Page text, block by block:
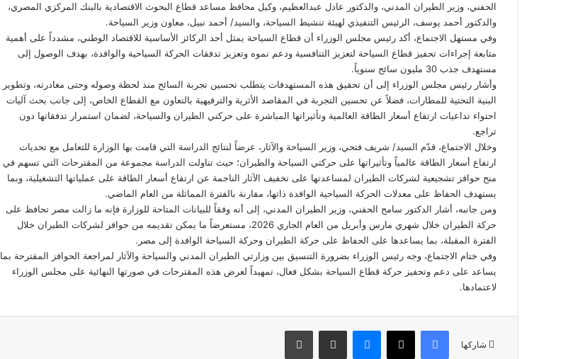
الحفني، وزير الطيران المدني، والدكتور عادل عبدالعظيم، وكيل محافظ مساعد قطاع البحوث الاقتصادية بالبنك المركزي المصري،
والدكتور أحمد يوسف، الرئيس التنفيذي لهيئة تنشيط السياحة، والسيد/ أحمد نبيل، معاون وزير السياحة.
وفي مستهل الاجتماع، أكد رئيس مجلس الوزراء أن قطاع السياحة يمثل أحد الركائز الأساسية للاقتصاد الوطني، مشدداً على أهمية
متابعة إجراءات تحفيز قطاع السياحة لتعزيز التنافسية ودعم نموه وتعزيز تدفقات الحركة السياحية والوافدة، بهدف الوصول إلى
مستهدف جذب 30 مليون سائح سنوياً.
وأشار رئيس مجلس الوزراء إلى أن تحقيق هذه المستهدفات يتطلب تحسين تجربة السائح منذ لحظة وصوله وحتى مغادرته، وتطوير
البنية التحتية للمطارات، فضلاً عن تحسين التجربة في المقاصد الأثرية والترفيهية بالتعاون مع القطاع الخاص، إلى جانب بحث آليات
احتواء تداعيات ارتفاع أسعار الطاقة العالمية وتأثيراتها المباشرة على حركتي الطيران والسياحة، لضمان استمرار تدفقاتها دون
تراجع.
وخلال الاجتماع، قدّم السيد/ شريف فتحي، وزير السياحة والآثار، عرضاً لنتائج الدراسة التي قامت بها الوزارة للتعامل مع تحديات
ارتفاع أسعار الطاقة عالمياً وتأثيراتها على حركتي السياحة والطيران؛ حيث تناولت الدراسة مجموعة من المقترحات التي تسهم في
منح حوافز تشجيعية لشركات الطيران لمساعدتها على تخفيف الآثار الناجمة عن ارتفاع أسعار الطاقة على عملياتها التشغيلية، وبما
يستهدف الحفاظ على معدلات الحركة السياحية الوافدة ذاتها، مقارنة بالفترة المماثلة من العام الماضي.
ومن جانبه، أشار الدكتور سامح الحفني، وزير الطيران المدني، إلى أنه وفقاً للبيانات المتاحة للوزارة فإنه ما زالت مصر تحافظ على
حركة الطيران خلال شهري مارس وأبريل من العام الجاري 2026، مستعرضاً ما يمكن تقديمه من حوافز لشركات الطيران خلال
الفترة المقبلة، بما يساعدها على الحفاظ على حركة الطيران وحركة السياحة الوافدة إلى مصر.
وفي ختام الاجتماع، وجه رئيس الوزراء بضرورة التنسيق بين وزارتي الطيران المدني والسياحة والآثار لمراجعة الحوافز المقترحة بما
يساعد على دعم وتحفيز حركة قطاع السياحة بشكل فعال، تمهيداً لعرض هذه المقترحات في صورتها النهائية على مجلس الوزراء
لاعتمادها.
شاركها
فيسبوك X ماسنجر مشاركة عبر البريد طباعة